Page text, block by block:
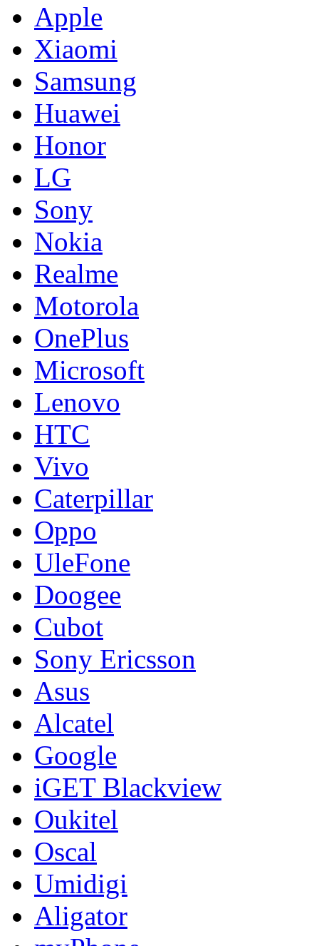
Apple
Xiaomi
Samsung
Huawei
Honor
LG
Sony
Nokia
Realme
Motorola
OnePlus
Microsoft
Lenovo
HTC
Vivo
Caterpillar
Oppo
UleFone
Doogee
Cubot
Sony Ericsson
Asus
Alcatel
Google
iGET Blackview
Oukitel
Oscal
Umidigi
Aligator